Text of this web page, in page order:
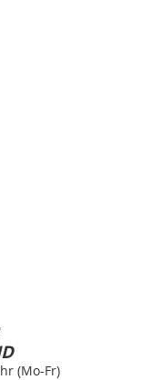
(Mo-Fr)